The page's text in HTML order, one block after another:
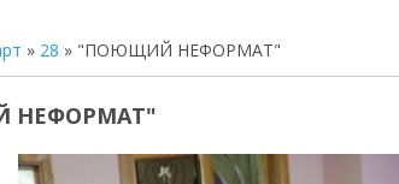
» 28 » "ПОЮЩИЙ НЕФОРМАТ"